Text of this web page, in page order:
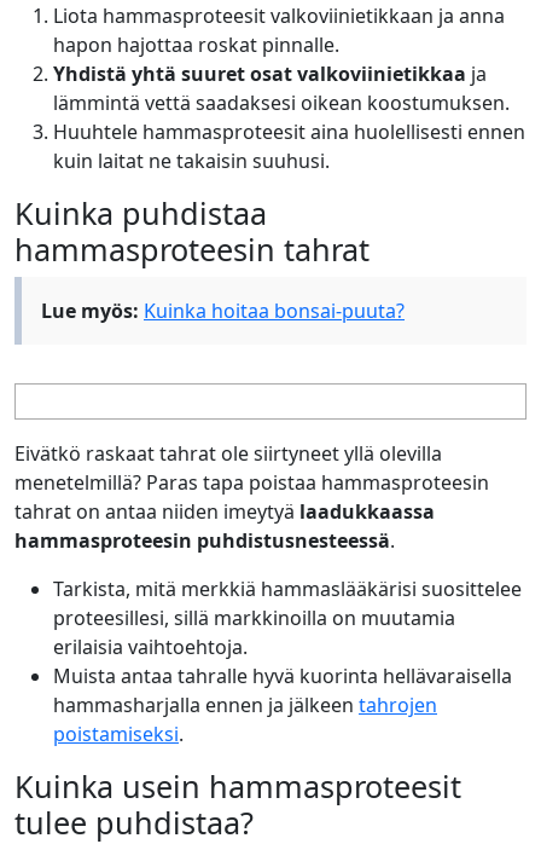
Liota hammasproteesit valkoviinietikkaan ja anna
hapon hajottaa roskat pinnalle.
Yhdistä yhtä suuret osat valkoviinietikkaa ja
lämmintä vettä saadaksesi oikean koostumuksen.
Huuhtele hammasproteesit aina huolellisesti ennen
kuin laitat ne takaisin suuhusi.
Kuinka puhdistaa
hammasproteesin tahrat
Lue myös: Kuinka hoitaa bonsai-puuta?
Eivätkö raskaat tahrat ole siirtyneet yllä olevilla
menetelmillä? Paras tapa poistaa hammasproteesin
tahrat on antaa niiden imeytyä laadukkaassa
hammasproteesin puhdistusnesteessä.
Tarkista, mitä merkkiä hammaslääkärisi suosittelee
proteesillesi, sillä markkinoilla on muutamia
erilaisia vaihtoehtoja.
Muista antaa tahralle hyvä kuorinta hellävaraisella
hammasharjalla ennen ja jälkeen tahrojen
poistamiseksi.
Kuinka usein hammasproteesit
tulee puhdistaa?